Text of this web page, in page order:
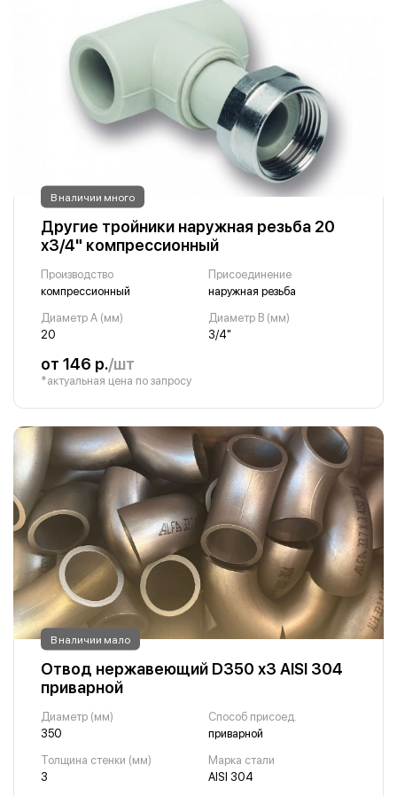
В наличии много
Другие тройники наружная резьба 20
х3/4" компрессионный
Производство
компрессионный
Присоединение
наружная резьба
Диаметр A (мм)
20
Диаметр B (мм)
3/4"
от 146 р./шт
*актуальная цена по запросу
В наличии мало
Отвод нержавеющий D350 х3 AISI 304
приварной
Диаметр (мм)
350
Способ присоед.
приварной
Толщина стенки (мм)
3
Марка стали
AISI 304